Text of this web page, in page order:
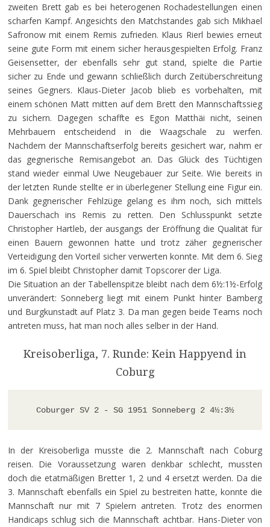
zweiten Brett gab es bei heterogenen Rochadestellungen einen
scharfen Kampf. Angesichts den Matchstandes gab sich Mikhael
Safronow mit einem Remis zufrieden. Klaus Rierl bewies erneut
seine gute Form mit einem sicher herausgespielten Erfolg. Franz
Geisensetter, der ebenfalls sehr gut stand, spielte die Partie
sicher zu Ende und gewann schließlich durch Zeitüberschreitung
seines Gegners. Klaus-Dieter Jacob blieb es vorbehalten, mit
einem schönen Matt mitten auf dem Brett den Mannschaftssieg
zu sichern. Dagegen schaffte es Egon Matthäi nicht, seinen
Mehrbauern entscheidend in die Waagschale zu werfen.
Nachdem der Mannschaftserfolg bereits gesichert war, nahm er
das gegnerische Remisangebot an. Das Glück des Tüchtigen
stand wieder einmal Uwe Neugebauer zur Seite. Wie bereits in
der letzten Runde stellte er in überlegener Stellung eine Figur ein.
Dank gegnerischer Fehlzüge gelang es ihm noch, sich mittels
Dauerschach ins Remis zu retten. Den Schlusspunkt setzte
Christopher Hartleb, der ausgangs der Eröffnung die Qualität für
einen Bauern gewonnen hatte und trotz zäher gegnerischer
Verteidigung den Vorteil sicher verwerten konnte. Mit dem 6. Sieg
im 6. Spiel bleibt Christopher damit Topscorer der Liga.
Die Situation an der Tabellenspitze bleibt nach dem 6½:1½-Erfolg
unverändert: Sonneberg liegt mit einem Punkt hinter Bamberg
und Burgkunstadt auf Platz 3. Da man gegen beide Teams noch
antreten muss, hat man noch alles selber in der Hand.
Kreisoberliga, 7. Runde: Kein Happyend in
Coburg
Coburger SV 2 - SG 1951 Sonneberg 2 4½:3½
In der Kreisoberliga musste die 2. Mannschaft nach Coburg
reisen. Die Voraussetzung waren denkbar schlecht, mussten
doch die etatmäßigen Bretter 1, 2 und 4 ersetzt werden. Da die
3. Mannschaft ebenfalls ein Spiel zu bestreiten hatte, konnte die
Mannschaft nur mit 7 Spielern antreten. Trotz des enormen
Handicaps schlug sich die Mannschaft achtbar. Hans-Dieter von